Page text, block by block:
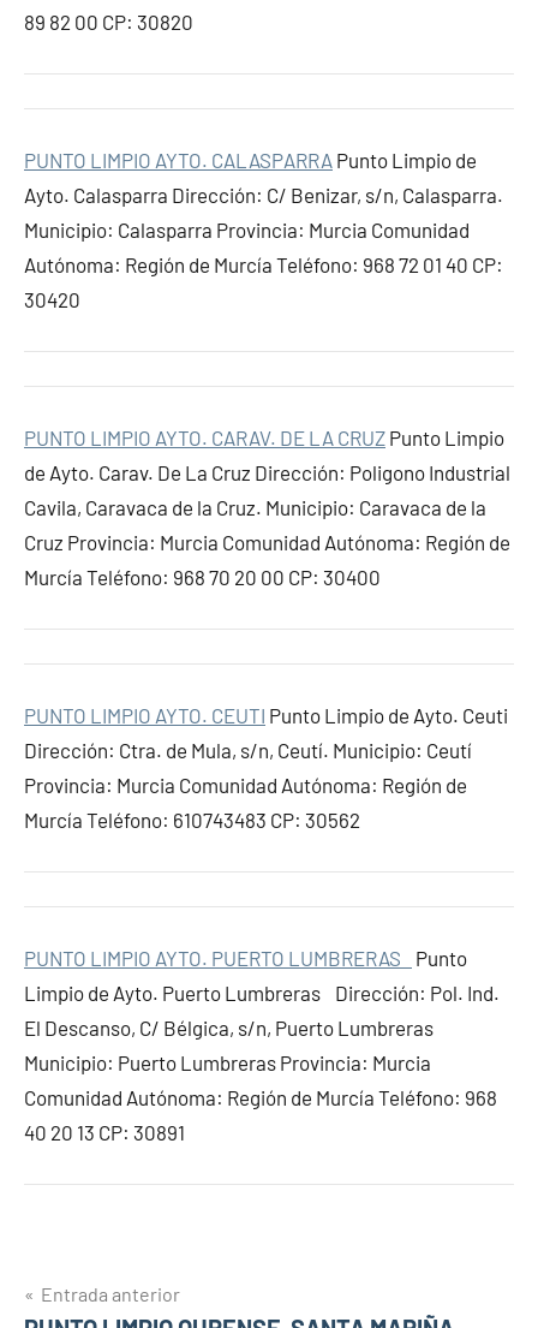
89 82 00 CP: 30820
PUNTO LIMPIO AYTO. CALASPARRA Punto Limpio de
Ayto. Calasparra Dirección: C/ Benizar, s/n, Calasparra.
Municipio: Calasparra Provincia: Murcia Comunidad
Autónoma: Región de Murcía Teléfono: 968 72 01 40 CP:
30420
PUNTO LIMPIO AYTO. CARAV. DE LA CRUZ Punto Limpio
de Ayto. Carav. De La Cruz Dirección: Poligono Industrial
Cavila, Caravaca de la Cruz. Municipio: Caravaca de la
Cruz Provincia: Murcia Comunidad Autónoma: Región de
Murcía Teléfono: 968 70 20 00 CP: 30400
PUNTO LIMPIO AYTO. CEUTI Punto Limpio de Ayto. Ceuti
Dirección: Ctra. de Mula, s/n, Ceutí. Municipio: Ceutí
Provincia: Murcia Comunidad Autónoma: Región de
Murcía Teléfono: 610743483 CP: 30562
PUNTO LIMPIO AYTO. PUERTO LUMBRERAS
Punto
Limpio de Ayto. Puerto Lumbreras Dirección: Pol. Ind.
El Descanso, C/ Bélgica, s/n, Puerto Lumbreras
Municipio: Puerto Lumbreras Provincia: Murcia
Comunidad Autónoma: Región de Murcía Teléfono: 968
40 20 13 CP: 30891
Navegación
Entrada anterior